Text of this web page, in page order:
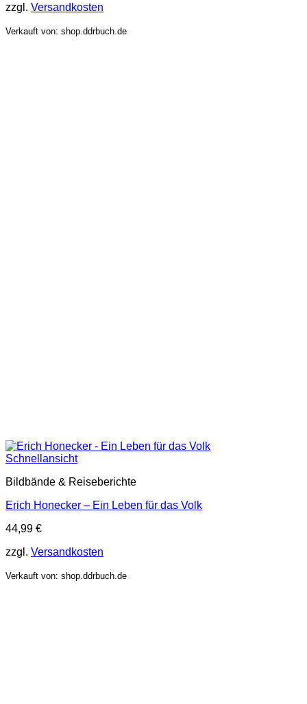
zzgl. Versandkosten
Verkauft von: shop.ddrbuch.de
Schnellansicht
Bildbände & Reiseberichte
Erich Honecker – Ein Leben für das Volk
44,99 €
zzgl. Versandkosten
Verkauft von: shop.ddrbuch.de